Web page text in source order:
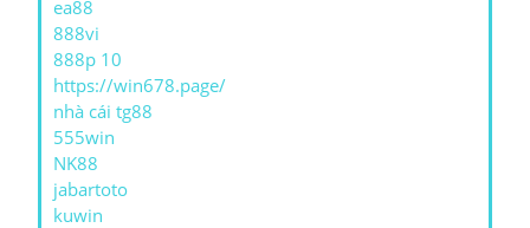
ea88
888vi
888p 10
https://win678.page/
nhà cái tg88
555win
NK88
jabartoto
kuwin